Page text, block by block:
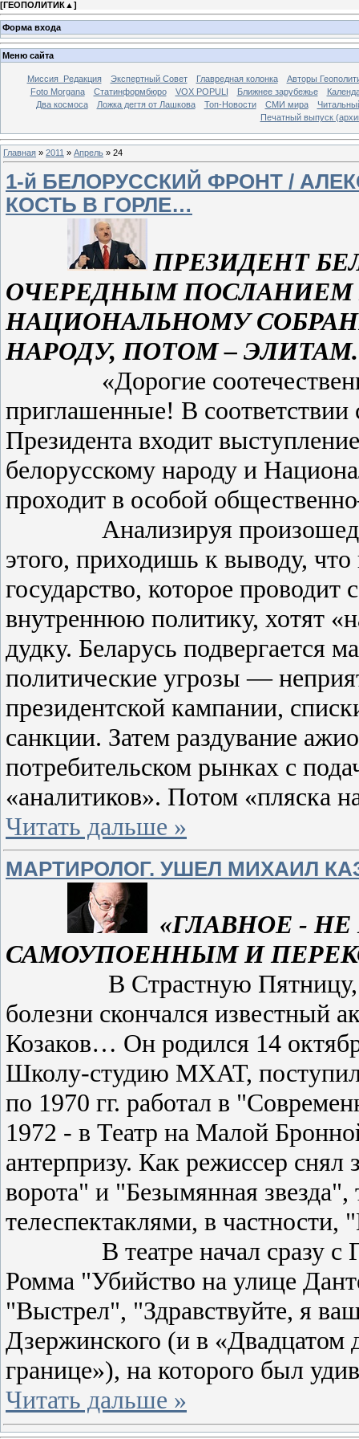
[ГЕОПОЛИТИК▲ ]
Форма входа
Меню сайта
Миссия_Редакция Экспертный Совет Главредная колонка
Авторы
Foto Morgana
Статинформбюро VOX POPULI Ближнее зарубежье
Два космоса
Ложка дегтя от Лашкова Топ-Новости СМИ мира
Печатный выпуск
Главная » 2011 » Апрель » 24
1-й БЕЛОРУССКИЙ ФРОНТ /
КОСТЬ В ГОРЛЕ…
ПРЕЗИДЕНТ
ОЧЕРЕДНЫМ ПОСЛАНИЕМ
НАЦИОНАЛЬНОМУ
НАРОДУ, ПОТОМ – ЭЛИТАМ.
«Дорогие
приглашенные! В соответствии
Президента входит
белорусскому народу и
проходит в особой
Анализируя
этого, приходишь к выводу,
государство, которое
внутреннюю политику, хотят
дудку. Беларусь подвергается
политические угрозы —
президентской кампании,
санкции. Затем раздувание
потребительском рынках с
«аналитиков». Потом «пляска
Читать дальше »
МАРТИРОЛОГ. УШЕЛ МИХАИЛ
«ГЛАВНОЕ -
САМОУПОЕННЫМ И
В Страстную Пятницу, 22
болезни скончался известный
Козаков… Он родился 14
Школу-студию МХАТ, поступил
по 1970 гг. работал в
1972 - в Театр на Малой
антерпризу. Как режиссер
ворота" и "Безымянная
телеспектаклями, в
В театре начал сразу с
Ромма "Убийство на улице
"Выстрел", "Здравствуйте, я
Дзержинского (и в «Двадцатом
границе»), на которого был
Читать дальше »